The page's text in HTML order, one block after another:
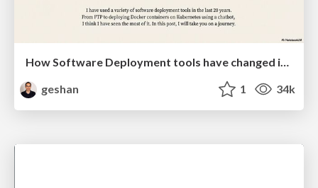
How Software Deployment tools have changed in the past 20 years
geshan
1 34k